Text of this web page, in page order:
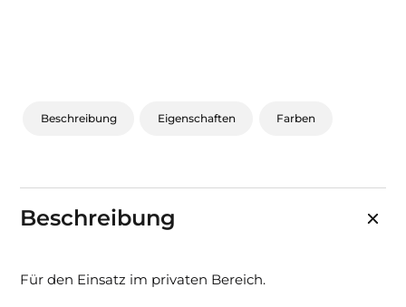
Beschreibung Eigenschaften Farben
Beschreibung
Für den Einsatz im privaten Bereich.